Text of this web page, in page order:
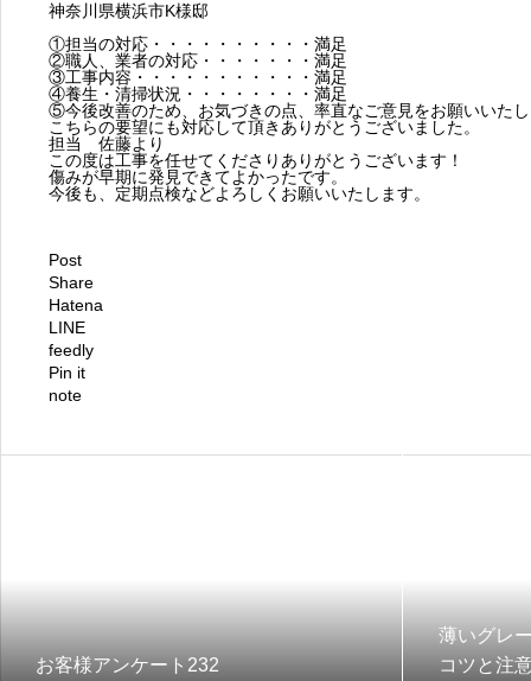
になります。
お盆に伴う休業のお知らせ
2026.07.30
髪型自由
川崎市でリノベーションを検討する方
へ｜後悔しない計画の立て方と相談先
の選び方
2026.07.01
NEW
2021.04.25
お客様アンケート405
2026.01.25
藤沢市でリノベーションを検討する方
へ｜費用・進め方・会社選びのポイン
2026.08.01
川崎市でリノベーションを検討する方
へ｜後悔しない計画の立て方と相談先
の選び方
2026.07.01
NEW
2021.04.25
クーリング・オフ手続きのお知らせ
2024.04.26
神奈川県横浜市K様邸
①担当の対応・・・・・・・・・・満足
②職人、業者の対応・・・・・・・満足
③工事内容・・・・・・・・・・・満足
④養生・清掃状況・・・・・・・・満足
⑤今後改善のため、お気づきの点、率直なご意見をお願いいた
こちらの要望にも対応して頂きありがとうございました。
担当 佐藤より
この度は工事を任せてくださりありがとうございます！
傷みが早期に発見できてよかったです。
今後も、定期点検などよろしくお願いいたします。
Post
Share
Hatena
LINE
feedly
Pin it
note
お客様アンケート232
薄いグレ
コツと注